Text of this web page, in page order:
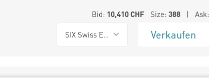
Bid: 10,410CHFSize: 388| Ask:
SIX Swiss Exchange Verkaufen